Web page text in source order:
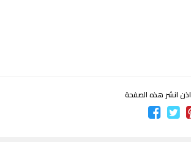
انشر هذه الصفحة